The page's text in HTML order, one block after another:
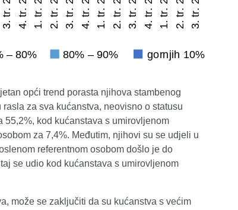
opći trend porasta njihova stambenog
za sva kućanstva, neovisno o statusu
55,2%, kod kućanstava s umirovljenom
za 7,4%. Međutim, njihovi su se udjeli u
referentnom osobom došlo je do
se udio kod kućanstava s umirovljenom
može se zaključiti da su kućanstva s većim